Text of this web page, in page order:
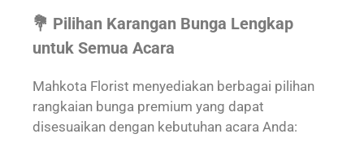
💐 Pilihan Karangan Bunga Lengkap
untuk Semua Acara
Mahkota Florist menyediakan berbagai pilihan
rangkaian bunga premium yang dapat
disesuaikan dengan kebutuhan acara Anda: